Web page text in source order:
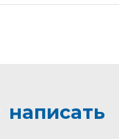
написать